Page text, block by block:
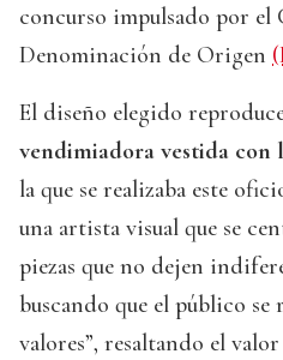
concurso impulsado por el
Denominación de Origen
El diseño elegido
vendimiadora vestida
la que se realizaba este
una artista visual que se
piezas que no dejen
buscando que el público se
valores”, resaltando el